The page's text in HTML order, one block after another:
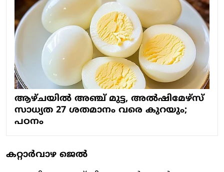
ആഴ്ചയിൽ അഞ്ച് മുട്ട, അൽഷിമേഴ്സ്
സാധ്യത 27 ശതമാനം വരെ കുറയും;
പഠനം
കറ്റാർവാഴ ജെൽ